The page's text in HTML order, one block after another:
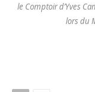
le Comptoir d’Yves
lors du